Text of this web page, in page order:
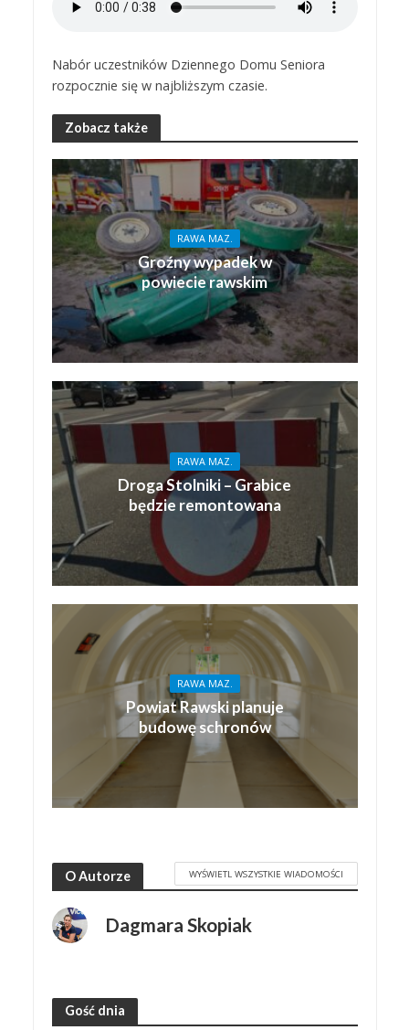
Nabór uczestników Dziennego Domu Seniora
rozpocznie się w najbliższym czasie.
Zobacz także
RAWA MAZ.
Groźny wypadek w
powiecie rawskim
RAWA MAZ.
Droga Stolniki – Grabice
będzie remontowana
RAWA MAZ.
Powiat Rawski planuje
budowę schronów
O Autorze WYŚWIETL WSZYSTKIE WIADOMOŚCI
Dagmara Skopiak
Gość dnia